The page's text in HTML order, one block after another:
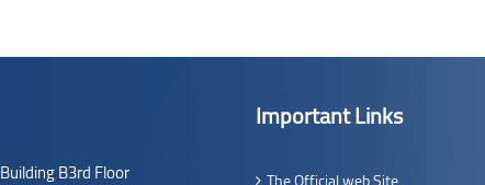
Building B3rd Floor
Important Links